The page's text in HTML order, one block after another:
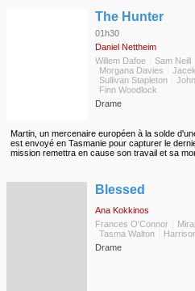
The Hunter
01h30
Daniel Nettheim
Willem Dafoe
Sam Neill
Morgana Davies
Sullivan Stapleton
Finn Woodlock
Drame
Martin, un mercenaire européen à la solde
est envoyé en Tasmanie pour capturer le
mission remettra en cause son travail et sa
Blessed
Ana Kokkinos
Frances O'Connor
Tasma Walton
Drame